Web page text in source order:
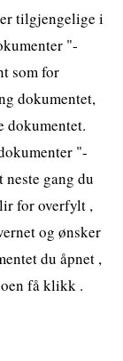
tilgjengelige i
"-
som for
dokumentet,
dokumentet.
"-
gang du
for overfylt ,
og ønsker
du åpnet ,
få klikk .